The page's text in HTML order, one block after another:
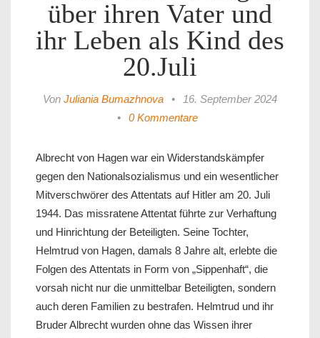
über ihren Vater und
ihr Leben als Kind des
20.Juli
Von Juliania Bumazhnova •
16. September 2024
•
0 Kommentare
Albrecht von Hagen war ein Widerstandskämpfer
gegen den Nationalsozialismus und ein wesentlicher
Mitverschwörer des Attentats auf Hitler am 20. Juli
1944. Das missratene Attentat führte zur Verhaftung
und Hinrichtung der Beteiligten. Seine Tochter,
Helmtrud von Hagen, damals 8 Jahre alt, erlebte die
Folgen des Attentats in Form von „Sippenhaft“, die
vorsah nicht nur die unmittelbar Beteiligten, sondern
auch deren Familien zu bestrafen. Helmtrud und ihr
Bruder Albrecht wurden ohne das Wissen ihrer